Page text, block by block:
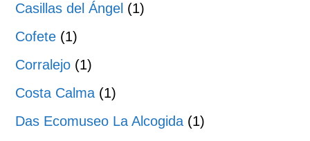
Casillas del Ángel (1)
Cofete (1)
Corralejo (1)
Costa Calma (1)
Das Ecomuseo La Alcogida (1)